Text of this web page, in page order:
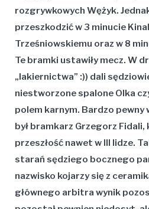
rozgrywkowych Wężyk.
przeszkodzić w 3 minucie
Trześniowskiemu oraz w 8
Te bramki ustawiły mecz. W
„lakiernictwa” :)) dali
niestworzone spalone Olka
polem karnym. Bardzo pewny
był bramkarz Grzegorz
przeszłość nawet w III lidze.
starań sędziego bocznego
nazwisko kojarzy się z
głównego arbitra wynik